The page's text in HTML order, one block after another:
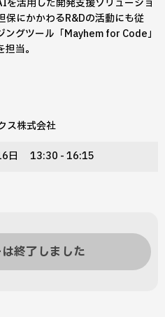
を活用した開発支援ソリューショ
保にかかわるR&Dの活動にも従
ングツール「Mayhem for Code」
当。
ス株式会社
日 13:30 - 16:15
終了しました